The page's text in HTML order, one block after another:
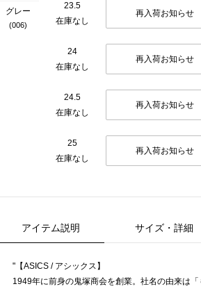
グレー
(006)
23.5
在庫なし
再入荷お知らせ
24
在庫なし
再入荷お知らせ
24.5
在庫なし
再入荷お知らせ
25
在庫なし
再入荷お知らせ
アイテム説明 サイズ・詳細
"【ASICS / アシックス】
1949年に前身の鬼塚商会を創業。社名の由来は